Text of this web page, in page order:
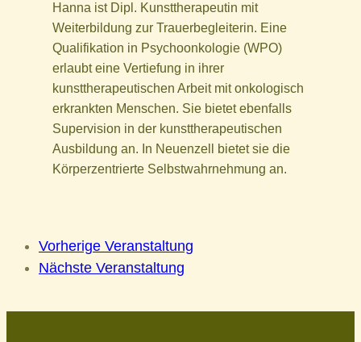
Hanna ist Dipl. Kunsttherapeutin mit
Weiterbildung zur Trauerbegleiterin. Eine
Qualifikation in Psychoonkologie (WPO)
erlaubt eine Vertiefung in ihrer
kunsttherapeutischen Arbeit mit onkologisch
erkrankten Menschen. Sie bietet ebenfalls
Supervision in der kunsttherapeutischen
Ausbildung an. In Neuenzell bietet sie die
Körperzentrierte Selbstwahrnehmung an.
Vorherige Veranstaltung
Nächste Veranstaltung